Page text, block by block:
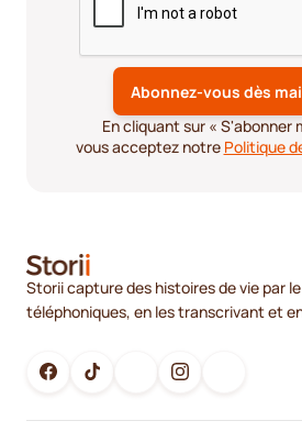
En cliquant sur « S'abonner
vous acceptez notre Politique
Storii capture des histoires de vie par
téléphoniques, en les transcrivant et